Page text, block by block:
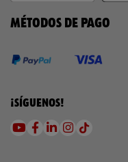
MÉTODOS DE PAGO
¡SÍGUENOS!